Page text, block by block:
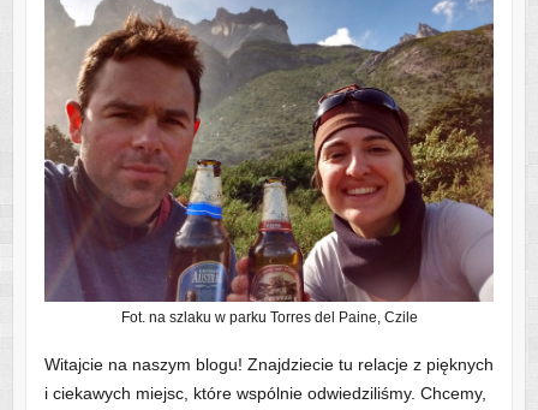
Fot. na szlaku w parku Torres del Paine, Czile
Witajcie na naszym blogu! Znajdziecie tu relacje z pięknych
i ciekawych miejsc, które wspólnie odwiedziliśmy. Chcemy,